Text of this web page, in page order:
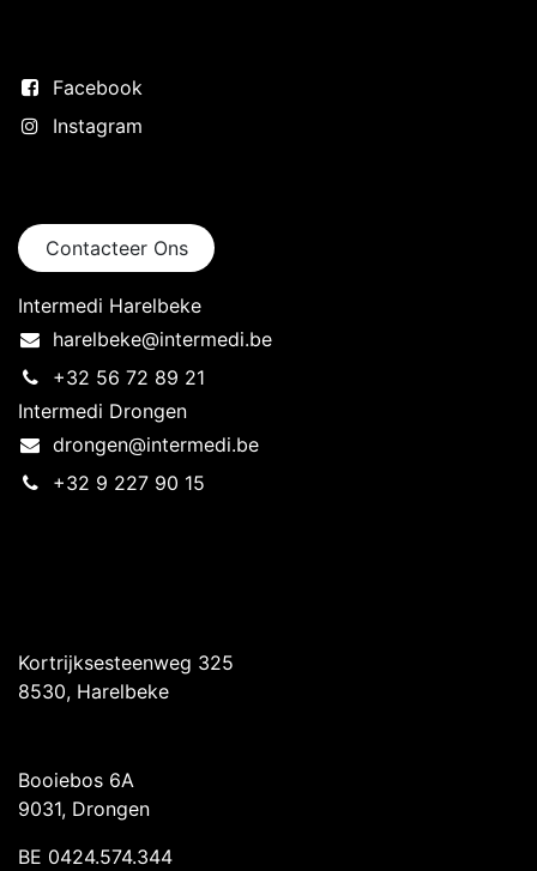
Facebook
Instagram
Contacteer Ons
Intermedi Harelbeke
harelbeke@intermedi.be
+32 56 72 89 21
Intermedi Drongen
drongen@intermedi.be
+32 9 227 90 15
Kortrijksesteenweg 325
8530, Harelbeke
Booiebos 6A
9031, Drongen
BE 0424.574.344